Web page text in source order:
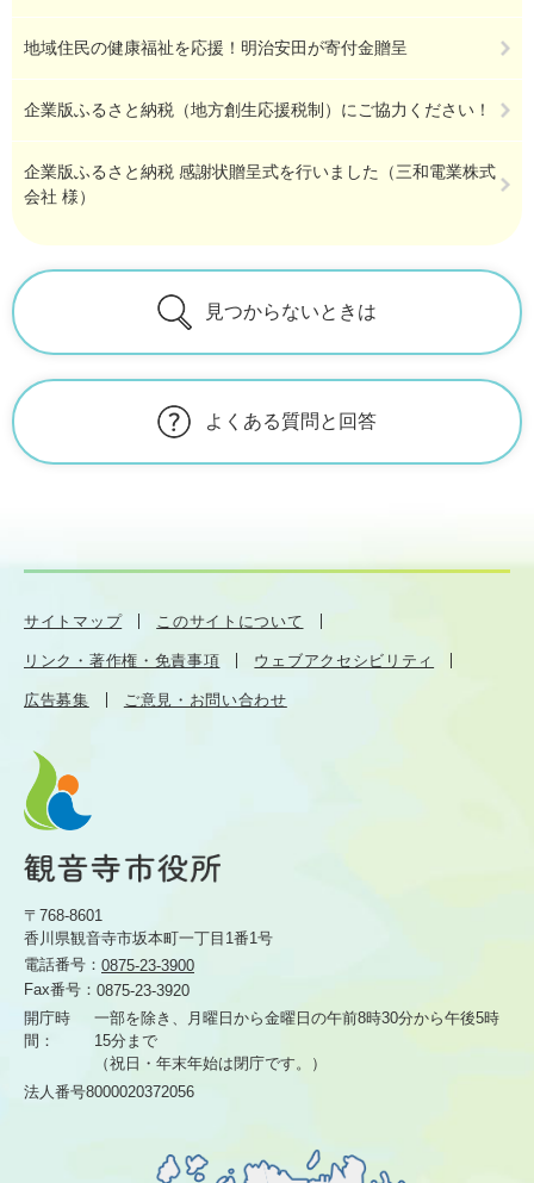
地域住民の健康福祉を応援！明治安田が寄付金贈呈
企業版ふるさと納税（地方創生応援税制）にご協力ください！
企業版ふるさと納税 感謝状贈呈式を行いました（三和電業株式
会社 様）
見つからないときは
よくある質問と回答
サイトマップ このサイトについて
リンク・著作権・免責事項 ウェブアクセシビリティ
広告募集 ご意見・お問い合わせ
〒768-8601
香川県観音寺市坂本町一丁目1番1号
電話番号： 0875-23-3900
Fax番号： 0875-23-3920
開庁時
間：
一部を除き、月曜日から金曜日の午前8時30分から午後5時
15分まで
（祝日・年末年始は閉庁です。）
法人番号8000020372056